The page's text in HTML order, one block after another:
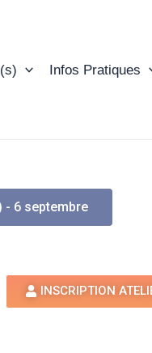
Infos Pratiques
- 6 septembre
INSCRIPTION